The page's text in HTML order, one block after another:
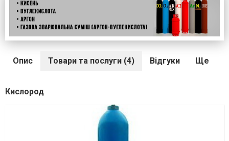
Опис Товари та послуги (4) Відгуки Ще
Кислород